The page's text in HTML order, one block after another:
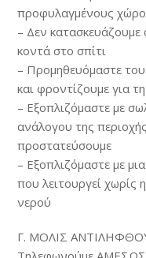
προφυλαγμένους
– Δεν κατασκευάζουμε
κοντά στο σπίτι
– Προμηθευόμαστε
και φροντίζουμε για
– Εξοπλιζόμαστε με
ανάλογου της
προστατεύσουμε
– Εξοπλιζόμαστε με
που λειτουργεί χωρίς
νερού
Γ. ΜΟΛΙΣ